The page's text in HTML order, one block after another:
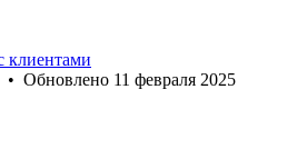
клиентами
• Обновлено 11 февраля 2025